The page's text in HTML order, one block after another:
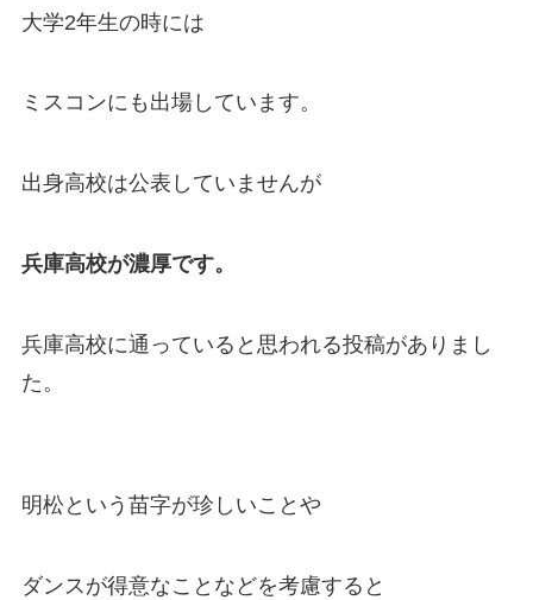
大学2年生の時には
ミスコンにも出場しています。
出身高校は公表していませんが
兵庫高校が濃厚です。
兵庫高校に通っていると思われる投稿がありまし
た。
明松という苗字が珍しいことや
ダンスが得意なことなどを考慮すると